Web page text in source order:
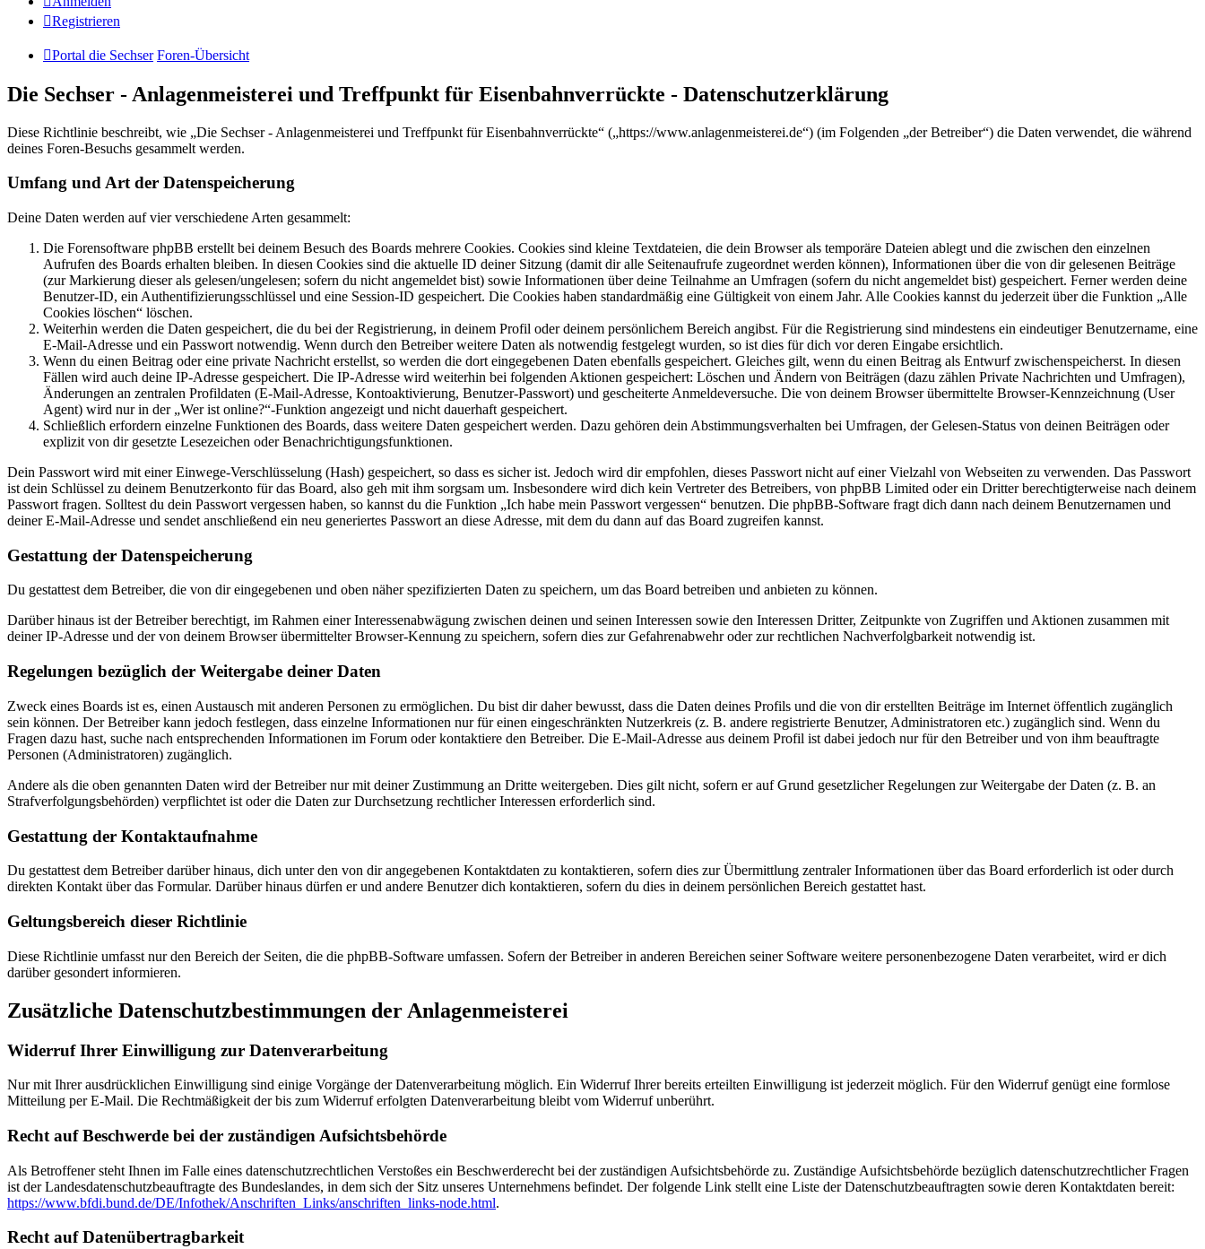
Registrieren
Portal die Sechser Foren-Übersicht
Die Sechser - Anlagenmeisterei und Treffpunkt für Eisenbahnverrückte - Datenschutzerklärung
Diese Richtlinie beschreibt, wie „Die Sechser - Anlagenmeisterei und Treffpunkt für Eisenbahnverrückte“ („https://www.anlagenmeisterei.de“) (im Folgenden „der Betreiber“) die Daten verwendet, die während
deines Foren-Besuchs gesammelt werden.
Umfang und Art der Datenspeicherung
Deine Daten werden auf vier verschiedene Arten gesammelt:
Die Forensoftware phpBB erstellt bei deinem Besuch des Boards mehrere Cookies. Cookies sind kleine Textdateien, die dein Browser als temporäre Dateien ablegt und die zwischen den einzelnen
Aufrufen des Boards erhalten bleiben. In diesen Cookies sind die aktuelle ID deiner Sitzung (damit dir alle Seitenaufrufe zugeordnet werden können), Informationen über die von dir gelesenen Beiträge
(zur Markierung dieser als gelesen/ungelesen; sofern du nicht angemeldet bist) sowie Informationen über deine Teilnahme an Umfragen (sofern du nicht angemeldet bist) gespeichert. Ferner werden deine
Benutzer-ID, ein Authentifizierungsschlüssel und eine Session-ID gespeichert. Die Cookies haben standardmäßig eine Gültigkeit von einem Jahr. Alle Cookies kannst du jederzeit über die Funktion „Alle
Cookies löschen“ löschen.
Weiterhin werden die Daten gespeichert, die du bei der Registrierung, in deinem Profil oder deinem persönlichem Bereich angibst. Für die Registrierung sind mindestens ein eindeutiger Benutzername, eine
E-Mail-Adresse und ein Passwort notwendig. Wenn durch den Betreiber weitere Daten als notwendig festgelegt wurden, so ist dies für dich vor deren Eingabe ersichtlich.
Wenn du einen Beitrag oder eine private Nachricht erstellst, so werden die dort eingegebenen Daten ebenfalls gespeichert. Gleiches gilt, wenn du einen Beitrag als Entwurf zwischenspeicherst. In diesen
Fällen wird auch deine IP-Adresse gespeichert. Die IP-Adresse wird weiterhin bei folgenden Aktionen gespeichert: Löschen und Ändern von Beiträgen (dazu zählen Private Nachrichten und Umfragen),
Änderungen an zentralen Profildaten (E-Mail-Adresse, Kontoaktivierung, Benutzer-Passwort) und gescheiterte Anmeldeversuche. Die von deinem Browser übermittelte Browser-Kennzeichnung (User
Agent) wird nur in der „Wer ist online?“-Funktion angezeigt und nicht dauerhaft gespeichert.
Schließlich erfordern einzelne Funktionen des Boards, dass weitere Daten gespeichert werden. Dazu gehören dein Abstimmungsverhalten bei Umfragen, der Gelesen-Status von deinen Beiträgen oder
explizit von dir gesetzte Lesezeichen oder Benachrichtigungsfunktionen.
Dein Passwort wird mit einer Einwege-Verschlüsselung (Hash) gespeichert, so dass es sicher ist. Jedoch wird dir empfohlen, dieses Passwort nicht auf einer Vielzahl von Webseiten zu verwenden. Das Passwort
ist dein Schlüssel zu deinem Benutzerkonto für das Board, also geh mit ihm sorgsam um. Insbesondere wird dich kein Vertreter des Betreibers, von phpBB Limited oder ein Dritter berechtigterweise nach deinem
Passwort fragen. Solltest du dein Passwort vergessen haben, so kannst du die Funktion „Ich habe mein Passwort vergessen“ benutzen. Die phpBB-Software fragt dich dann nach deinem Benutzernamen und
deiner E-Mail-Adresse und sendet anschließend ein neu generiertes Passwort an diese Adresse, mit dem du dann auf das Board zugreifen kannst.
Gestattung der Datenspeicherung
Du gestattest dem Betreiber, die von dir eingegebenen und oben näher spezifizierten Daten zu speichern, um das Board betreiben und anbieten zu können.
Darüber hinaus ist der Betreiber berechtigt, im Rahmen einer Interessenabwägung zwischen deinen und seinen Interessen sowie den Interessen Dritter, Zeitpunkte von Zugriffen und Aktionen zusammen mit
deiner IP-Adresse und der von deinem Browser übermittelter Browser-Kennung zu speichern, sofern dies zur Gefahrenabwehr oder zur rechtlichen Nachverfolgbarkeit notwendig ist.
Regelungen bezüglich der Weitergabe deiner Daten
Zweck eines Boards ist es, einen Austausch mit anderen Personen zu ermöglichen. Du bist dir daher bewusst, dass die Daten deines Profils und die von dir erstellten Beiträge im Internet öffentlich zugänglich
sein können. Der Betreiber kann jedoch festlegen, dass einzelne Informationen nur für einen eingeschränkten Nutzerkreis (z. B. andere registrierte Benutzer, Administratoren etc.) zugänglich sind. Wenn du
Fragen dazu hast, suche nach entsprechenden Informationen im Forum oder kontaktiere den Betreiber. Die E-Mail-Adresse aus deinem Profil ist dabei jedoch nur für den Betreiber und von ihm beauftragte
Personen (Administratoren) zugänglich.
Andere als die oben genannten Daten wird der Betreiber nur mit deiner Zustimmung an Dritte weitergeben. Dies gilt nicht, sofern er auf Grund gesetzlicher Regelungen zur Weitergabe der Daten (z. B. an
Strafverfolgungsbehörden) verpflichtet ist oder die Daten zur Durchsetzung rechtlicher Interessen erforderlich sind.
Gestattung der Kontaktaufnahme
Du gestattest dem Betreiber darüber hinaus, dich unter den von dir angegebenen Kontaktdaten zu kontaktieren, sofern dies zur Übermittlung zentraler Informationen über das Board erforderlich ist oder durch
direkten Kontakt über das Formular. Darüber hinaus dürfen er und andere Benutzer dich kontaktieren, sofern du dies in deinem persönlichen Bereich gestattet hast.
Geltungsbereich dieser Richtlinie
Diese Richtlinie umfasst nur den Bereich der Seiten, die die phpBB-Software umfassen. Sofern der Betreiber in anderen Bereichen seiner Software weitere personenbezogene Daten verarbeitet, wird er dich
darüber gesondert informieren.
Zusätzliche Datenschutzbestimmungen der Anlagenmeisterei
Widerruf Ihrer Einwilligung zur Datenverarbeitung
Nur mit Ihrer ausdrücklichen Einwilligung sind einige Vorgänge der Datenverarbeitung möglich. Ein Widerruf Ihrer bereits erteilten Einwilligung ist jederzeit möglich. Für den Widerruf genügt eine formlose
Mitteilung per E-Mail. Die Rechtmäßigkeit der bis zum Widerruf erfolgten Datenverarbeitung bleibt vom Widerruf unberührt.
Recht auf Beschwerde bei der zuständigen Aufsichtsbehörde
Als Betroffener steht Ihnen im Falle eines datenschutzrechtlichen Verstoßes ein Beschwerderecht bei der zuständigen Aufsichtsbehörde zu. Zuständige Aufsichtsbehörde bezüglich datenschutzrechtlicher Fragen
ist der Landesdatenschutzbeauftragte des Bundeslandes, in dem sich der Sitz unseres Unternehmens befindet. Der folgende Link stellt eine Liste der Datenschutzbeauftragten sowie deren Kontaktdaten bereit:
https://www.bfdi.bund.de/DE/Infothek/Anschriften_Links/anschriften_links-node.html.
Recht auf Datenübertragbarkeit